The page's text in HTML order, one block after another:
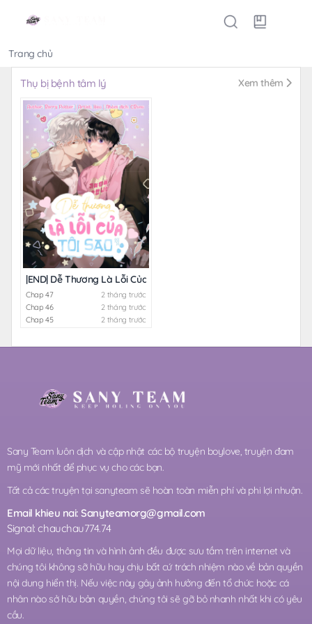
Trang chủ
Thụ bị bệnh tâm lý Xem thêm
|END| Dễ Thương Là Lỗi Của Tôi Sao?!
Chap 47
2 tháng trước
Chap 46
2 tháng trước
Chap 45
2 tháng trước
Sany Team luôn dịch và cập nhật các bộ truyện boylove, truyện đam
mỹ mới nhất để phục vụ cho các bạn.
Tất cả các truyện tại sanyteam sẽ hoàn toàn miễn phí và phi lợi nhuận.
Email khieu nai:Sanyteamorg@gmail.com
Signal: chauchau774.74
Mọi dữ liệu, thông tin và hình ảnh đều được sưu tầm trên internet và
chúng tôi không sỡ hữu hay chịu bất cứ trách nhiệm nào về bản quyền
nội dung hiển thị. Nếu việc này gây ảnh hưởng đến tổ chức hoặc cá
nhân nào sở hữu bản quyền, chúng tôi sẽ gỡ bỏ nhanh nhất khi có yêu
cầu.